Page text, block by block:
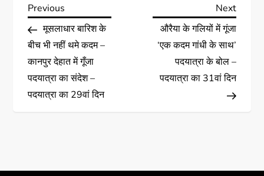
Previous
मूसलाधार बारिश के
बीच भी नहीं थमे कदम –
कानपुर देहात में गूँजा
पदयात्रा का संदेश –
पदयात्रा का 29वां दिन
Next
औरैया के गलियों में गूंजा
‘एक कदम गांधी के साथ’
पदयात्रा के बोल –
पदयात्रा का 31वां दिन